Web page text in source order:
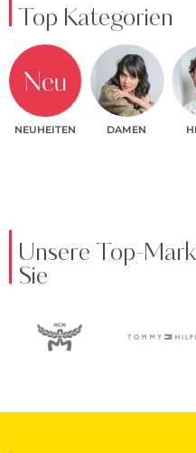
Top Kategorien
NEUHEITEN DAMEN
Unsere Top-
Sie